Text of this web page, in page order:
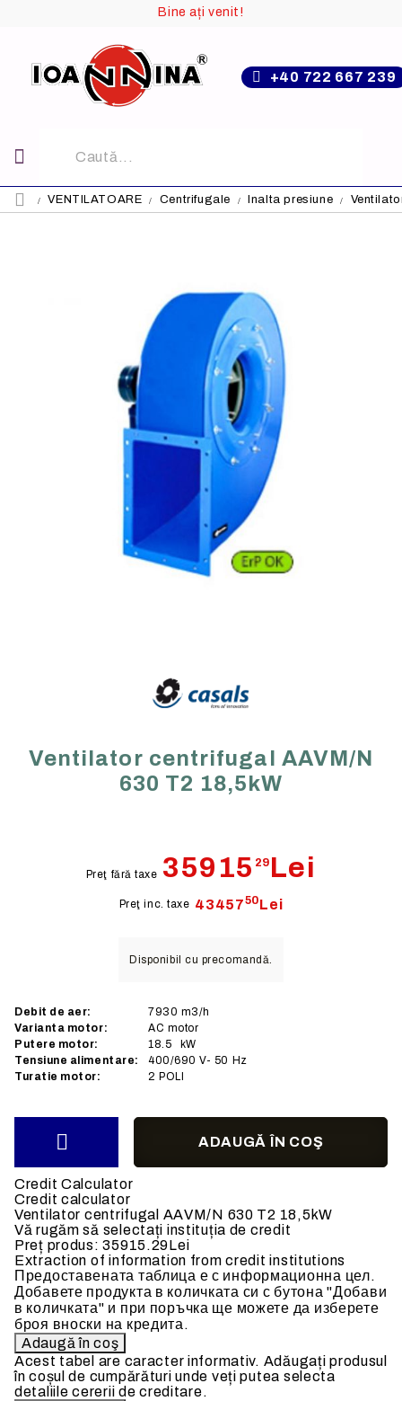
Bine ați venit!
+40 722 667 239
VENTILATOARE Centrifugale Inalta presiune
Ventilator centrifugal AAVM/N
630 T2 18,5kW
Preţ fără taxe 35915 29 Lei
Preţ inc. taxe 4345750Lei
Disponibil cu precomandă.
Debit de aer: 7930 m3/h
Varianta motor:
AC motor
Putere motor:
18.5
kW
Tensiune alimentare:
400/690V- 50 Hz
Turatie motor:
2 POLI
Credit Calculator
Credit calculator
Ventilator centrifugal AAVM/N 630 T2 18,5kW
Vă rugăm să selectați instituția de credit
Preț produs: 35915.29Lei
Extraction of information from credit institutions
Предоставената таблица е с информационна цел.
Добавете продукта в количката си с бутона "Добави
в количката" и при поръчка ще можете да изберете
броя вноски на кредита.
Acest tabel are caracter informativ. Adăugați produsul
în coșul de cumpărături unde veți putea selecta
detaliile cererii de creditare.